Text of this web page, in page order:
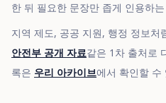
한 뒤 필요한 문장만 좁게 인용하
지역 제도, 공공 지원, 행정 정보처
안전부 공개 자료같은 1차 출처로
록은 우리 아카이브에서 확인할 수